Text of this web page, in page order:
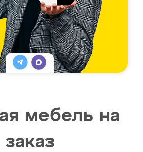
мебель на
заказ